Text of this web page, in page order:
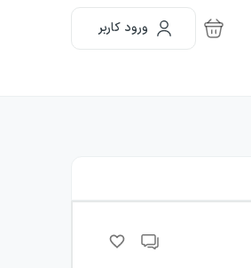
ورود کاربر